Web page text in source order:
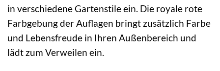
in verschiedene Gartenstile ein. Die royale rote
Farbgebung der Auflagen bringt zusätzlich Farbe
und Lebensfreude in Ihren Außenbereich und
lädt zum Verweilen ein.